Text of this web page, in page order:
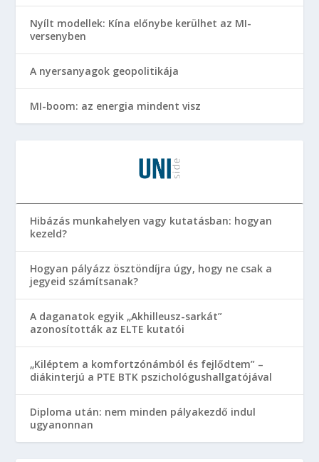
Nyílt modellek: Kína előnybe kerülhet az MI-
versenyben
A nyersanyagok geopolitikája
MI-boom: az energia mindent visz
Hibázás munkahelyen vagy kutatásban: hogyan
kezeld?
Hogyan pályázz ösztöndíjra úgy, hogy ne csak a
jegyeid számítsanak?
A daganatok egyik „Akhilleusz-sarkát”
azonosították az ELTE kutatói
„Kiléptem a komfortzónámból és fejlődtem” –
diákinterjú a PTE BTK pszichológushallgatójával
Diploma után: nem minden pályakezdő indul
ugyanonnan